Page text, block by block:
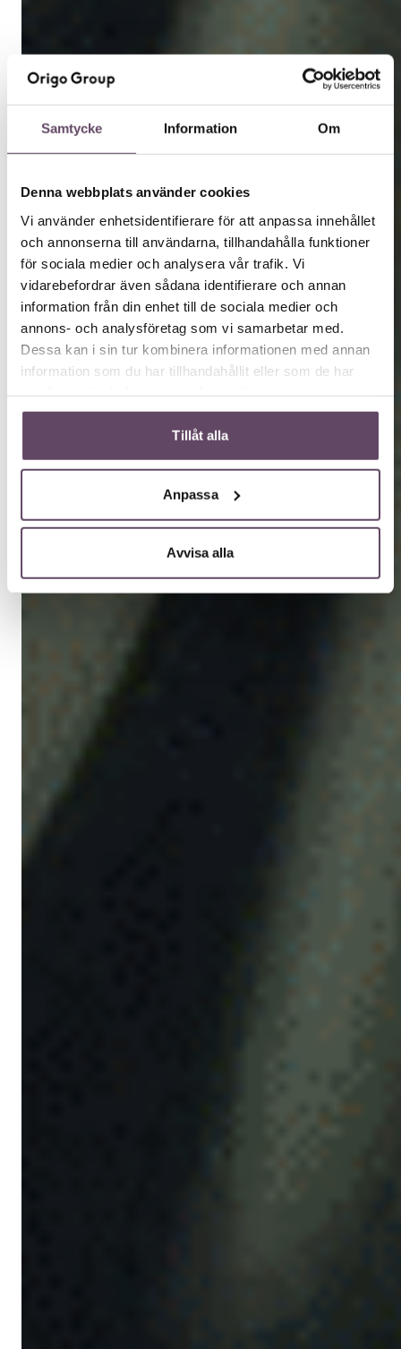
Samtycke Information Om
Denna webbplats använder cookies
Vi använder enhetsidentifierare för att anpassa innehållet
och annonserna till användarna, tillhandahålla funktioner
för sociala medier och analysera vår trafik. Vi
vidarebefordrar även sådana identifierare och annan
information från din enhet till de sociala medier och
annons- och analysföretag som vi samarbetar med.
Dessa kan i sin tur kombinera informationen med annan
information som du har tillhandahållit eller som de har
Tillåt alla
Anpassa
Avvisa alla